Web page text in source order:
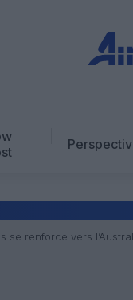
se renforce vers